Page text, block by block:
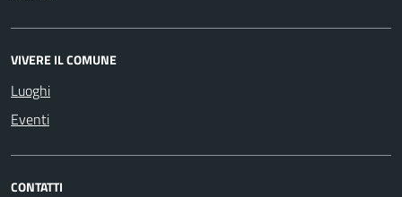
VIVERE IL COMUNE
Luoghi
Eventi
CONTATTI